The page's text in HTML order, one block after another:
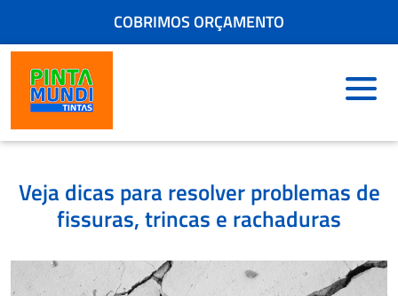
COBRIMOS ORÇAMENTO
ENCONTRE A LOJA MAIS PRÓXIMA
+ 5 MIL CORES PARA ESCOLHER NA HORA
Veja dicas para resolver problemas de
fissuras, trincas e rachaduras